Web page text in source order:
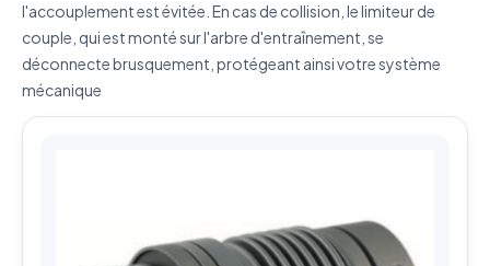
l'accouplement est évitée. En cas de collision, le limiteur de
couple, qui est monté sur l'arbre d'entraînement, se
déconnecte brusquement, protégeant ainsi votre système
mécanique
Vos données sont protégées et ne seront jamais
partagées